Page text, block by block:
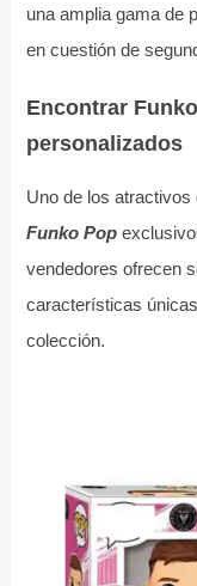
una amplia gama de
en cuestión de
Encontrar
personalizados
Uno de los atractivos
Funko Pop
vendedores ofrecen
características
colección.